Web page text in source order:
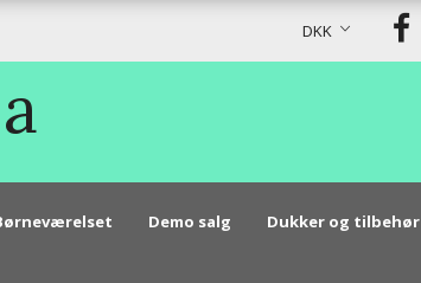
DKK
Demo salg Dukker og tilbehør